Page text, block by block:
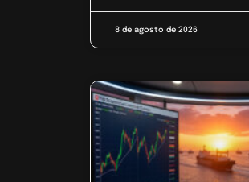
8 de agosto de 2026